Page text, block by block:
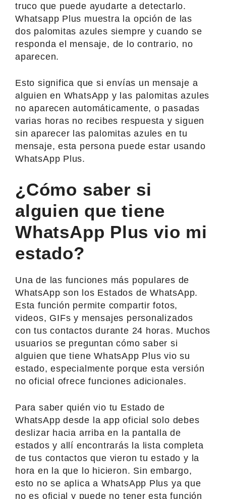
truco que puede ayudarte a detectarlo.
Whatsapp Plus muestra la opción de las
dos palomitas azules siempre y cuando se
responda el mensaje, de lo contrario, no
aparecen.
Esto significa que si envías un mensaje a
alguien en WhatsApp y las palomitas azules
no aparecen automáticamente, o pasadas
varias horas no recibes respuesta y siguen
sin aparecer las palomitas azules en tu
mensaje, esta persona puede estar usando
WhatsApp Plus.
¿Cómo saber si
alguien que tiene
WhatsApp Plus vio mi
estado?
Una de las funciones más populares de
WhatsApp son los Estados de WhatsApp.
Esta función permite compartir fotos,
videos, GIFs y mensajes personalizados
con tus contactos durante 24 horas. Muchos
usuarios se preguntan cómo saber si
alguien que tiene WhatsApp Plus vio su
estado, especialmente porque esta versión
no oficial ofrece funciones adicionales.
Para saber quién vio tu Estado de
WhatsApp desde la app oficial solo debes
deslizar hacia arriba en la pantalla de
estados y allí encontrarás la lista completa
de tus contactos que vieron tu estado y la
hora en la que lo hicieron. Sin embargo,
esto no se aplica a WhatsApp Plus ya que
no es oficial y puede no tener esta función